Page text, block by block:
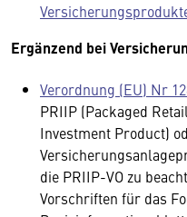
Ergänzend bei
Verordnung (EU) Nr
PRIIP (Packaged
Investment Product)
die PRIIP-VO zu
Vorschriften für das